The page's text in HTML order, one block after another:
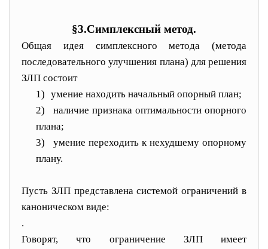
§3.Симплексный метод.
Общая идея симплексного метода (метода
последовательного улучшения плана) для решения
ЗЛП состоит
1) умение находить начальный опорный план;
2)
наличие признака оптимальности опорного
плана;
3)
умение переходить к нехудшему опорному
плану.
Пусть ЗЛП представлена системой ограничений в
каноническом виде:
.
Говорят, что ограничение ЗЛП имеет